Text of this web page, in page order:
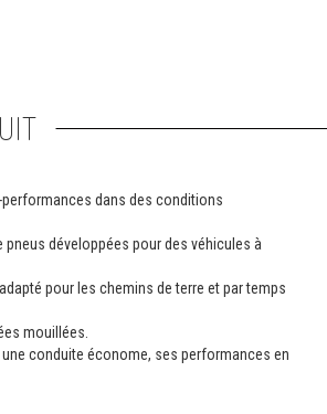
dans des conditions
développées pour des véhicules à
pour les chemins de terre et par temps
mouillées.
conduite économe, ses performances en